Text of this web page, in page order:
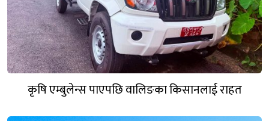
कृषि एम्बुलेन्स पाएपछि वालिङका किसानलाई राहत